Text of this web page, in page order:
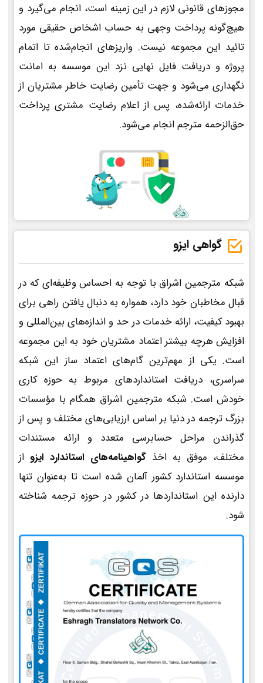
مجوزهای قانونی لازم در این زمینه است، انجام می‌گیرد و
هیچ‌گونه پرداخت وجهی به حساب اشخاص حقیقی مورد
تائید این مجموعه نیست. واریزهای انجام‌شده تا اتمام
پروژه و دریافت فایل نهایی نزد این موسسه به امانت
نگهداری می‌شود و جهت تأمین رضایت خاطر مشتریان از
خدمات ارائه‌شده، پس از اعلام رضایت مشتری پرداخت
حق‌الزحمه مترجم انجام می‌شود.
گواهی ایزو
شبکه مترجمین اشراق با توجه به احساس وظیفه‌ای که در
قبال مخاطبان خود دارد، همواره به دنبال یافتن راهی برای
بهبود کیفیت، ارائه خدمات در حد و اندازه‌های بین‌المللی و
افزایش هرچه بیشتر اعتماد مشتریان خود به این مجموعه
است. یکی از مهم‌ترین گام‌های اعتماد ساز این شبکه
سراسری، دریافت استانداردهای مربوط به حوزه کاری
خودش است. شبکه مترجمین اشراق همگام با مؤسسات
بزرگ ترجمه در دنیا بر اساس ارزیابی‌های مختلف و پس از
گذراندن مراحل حسابرسی متعدد و ارائه مستندات
مختلف، موفق به اخذ گواهینامه‌های استاندارد ایزو از
موسسه استاندارد کشور آلمان شده است تا به‌عنوان تنها
دارنده این استانداردها در کشور در حوزه ترجمه شناخته
شود: